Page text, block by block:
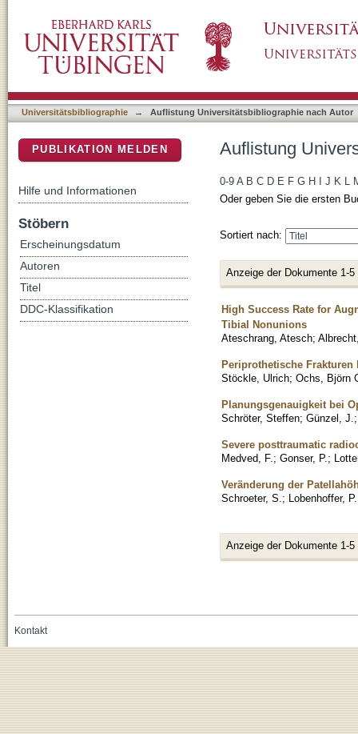
Universitätsbibliographie → Auflistung Universitätsbibliographie nach Autor
Auflistung
0-9 A B C D E F G H J K L
Oder geben Sie die ersten
Sortiert nach:
Anzeige der Dokumente 1-5
High Success Rate for
Tibial Nonunions
Ateschrang, Atesch;
Periprothetische
Stöckle, Ulrich; Ochs, Björn
Planungsgenauigkeit bei
Schröter, Steffen; Günzel, J.
Severe posttraumatic
Medved, F. ; Gonser, P. ;
Veränderung der
Schroeter, S. ; Lobenhoffer, P.
Anzeige der Dokumente 1-5
PUBLIKATION MELDEN
Hilfe und Informationen
Stöbern
Erscheinungsdatum
Autoren
Titel
DDC-Klassifikation
Kontakt